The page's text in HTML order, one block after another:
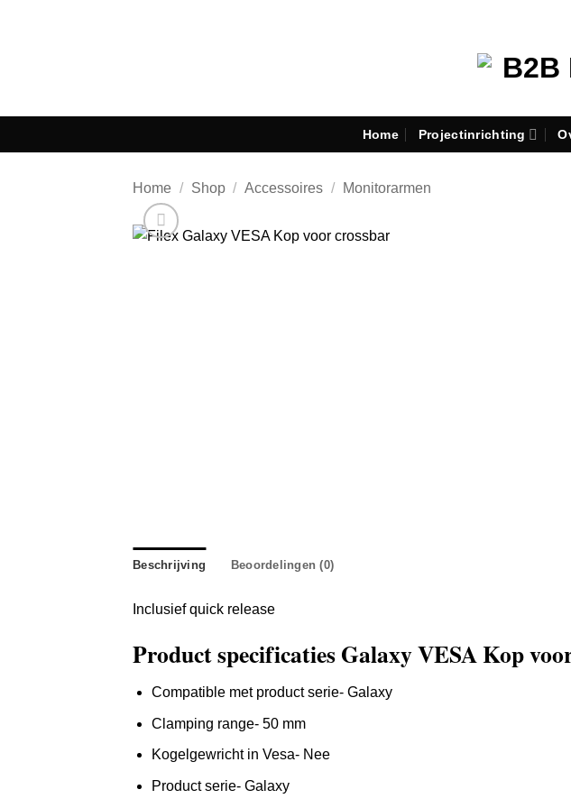
Home Projectinrichting
Home / Shop / Accessoires / Monitorarmen
Beschrijving Beoordelingen (0)
Inclusief quick release
Product specificaties Galaxy VESA Kop
Compatible met product serie- Galaxy
Clamping range- 50 mm
Kogelgewricht in Vesa- Nee
Product serie- Galaxy